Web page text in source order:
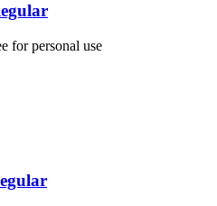
for personal use